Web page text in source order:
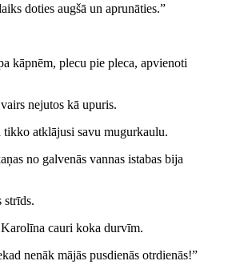
doties augšā un aprunāties.”
kāpnēm, plecu pie pleca, apvienoti
nejutos kā upuris.
tikko atklājusi savu mugurkaulu.
no galvenās vannas istabas bija
strīds.
cauri koka durvīm.
nenāk mājās pusdienās otrdienās!”